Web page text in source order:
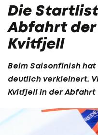
Die
Abfahrt
Kvitfjell
Beim Saisonfinish
deutlich verkleinert.
Kvitfjell in der